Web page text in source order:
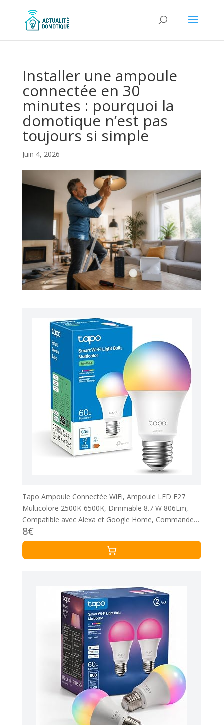
Installer une ampoule
connectée en 30
minutes : pourquoi la
domotique n’est pas
toujours si simple
Juin 4, 2026
Tapo Ampoule Connectée WiFi, Ampoule LED E27
Multicolore 2500K-6500K, Dimmable 8.7 W 806Lm,
Compatible avec Alexa et Google Home, Commande
Vocale, Economie d'énergie, L530E
8€